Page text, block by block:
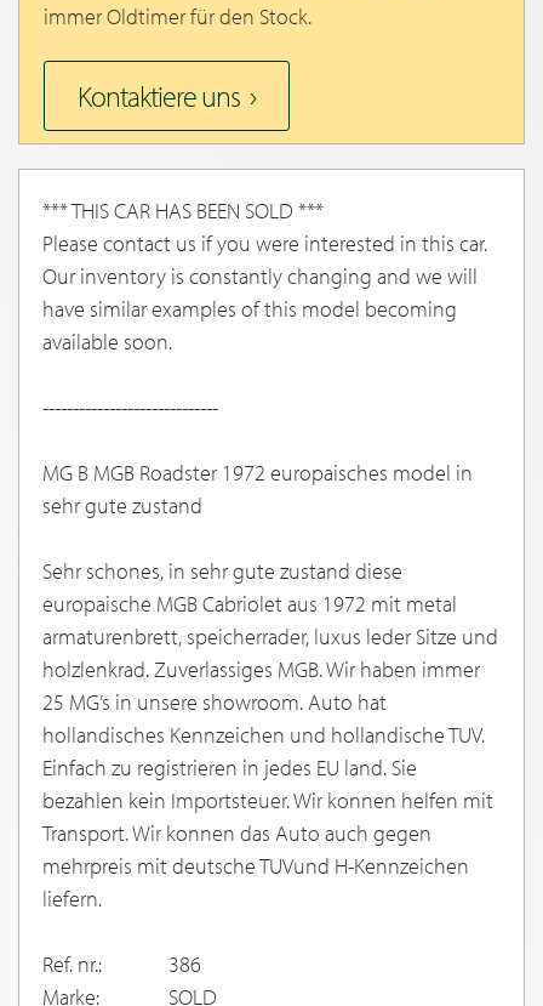
immer Oldtimer für den Stock.
Kontaktiere uns
*** THIS CAR HAS BEEN SOLD ***
Please contact us if you were interested in this car.
Our inventory is constantly changing and we will
have similar examples of this model becoming
available soon.
-----------------------------
MG B MGB Roadster 1972 europaisches model in
sehr gute zustand
Sehr schones, in sehr gute zustand diese
europaische MGB Cabriolet aus 1972 mit metal
armaturenbrett, speicherrader, luxus leder Sitze und
holzlenkrad. Zuverlassiges MGB. Wir haben immer
25 MG’s in unsere showroom. Auto hat
hollandisches Kennzeichen und hollandische TUV.
Einfach zu registrieren in jedes EU land. Sie
bezahlen kein Importsteuer. Wir konnen helfen mit
Transport. Wir konnen das Auto auch gegen
mehrpreis mit deutsche TUVund H-Kennzeichen
liefern.
Ref. nr.:
386
Marke:
SOLD